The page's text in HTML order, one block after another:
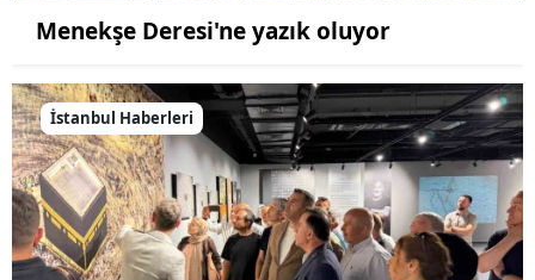
Menekşe Deresi'ne yazık oluyor
İstanbul Haberleri